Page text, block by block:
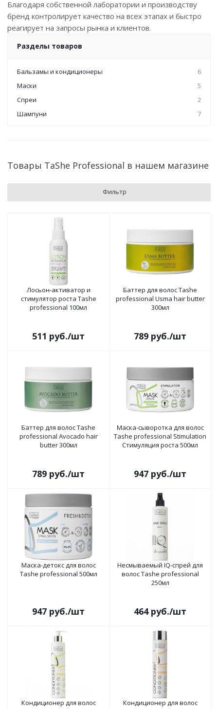
Благодаря собственной лаборатории и производству
бренд контролирует качество на всех этапах и быстро
реагирует на запросы рынка и клиентов.
Разделы товаров
Бальзамы и кондиционеры
6
Маски
5
Спреи
2
Шампуни
7
Товары TaShe Professional в нашем магазине
Фильтр
Лосьон-активатор и
стимулятор роста Tashe
professional 100мл
511 руб./шт
Баттер для волос Tashe
professional Usma hair butter
300мл
789 руб./шт
Баттер для волос Tashe
professional Avocado hair
butter 300мл
789 руб./шт
Маска-сыворотка для волос
Tashe professional Stimulation
Стимуляция роста 500мл
947 руб./шт
Маска-детокс для волос
Tashe professional 500мл
947 руб./шт
Несмываемый IQ-спрей для
волос Tashe professional
250мл
464руб./шт
Кондиционер для волос
Кондиционер для волос